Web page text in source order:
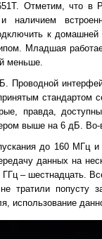
Отметим, что в
и наличием
к
Младшая
меньше.
Проводной
стандартом
правда,
выше на 6 дБ.
до 160 МГц
данных на
– шестнадцать.
тратили попусту
использование